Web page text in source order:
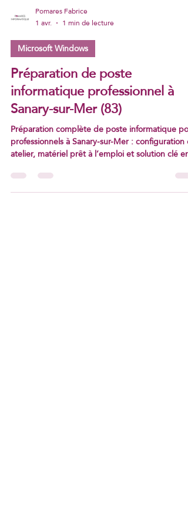
Pomares Fabrice
1 avr.
1 min de lecture
Microsoft Windows
Préparation de poste
informatique professionnel à
Sanary-sur-Mer (83)
Préparation complète de poste informatique pour
professionnels à Sanary-sur-Mer : configuration en
atelier, matériel prêt à l’emploi et solution clé en